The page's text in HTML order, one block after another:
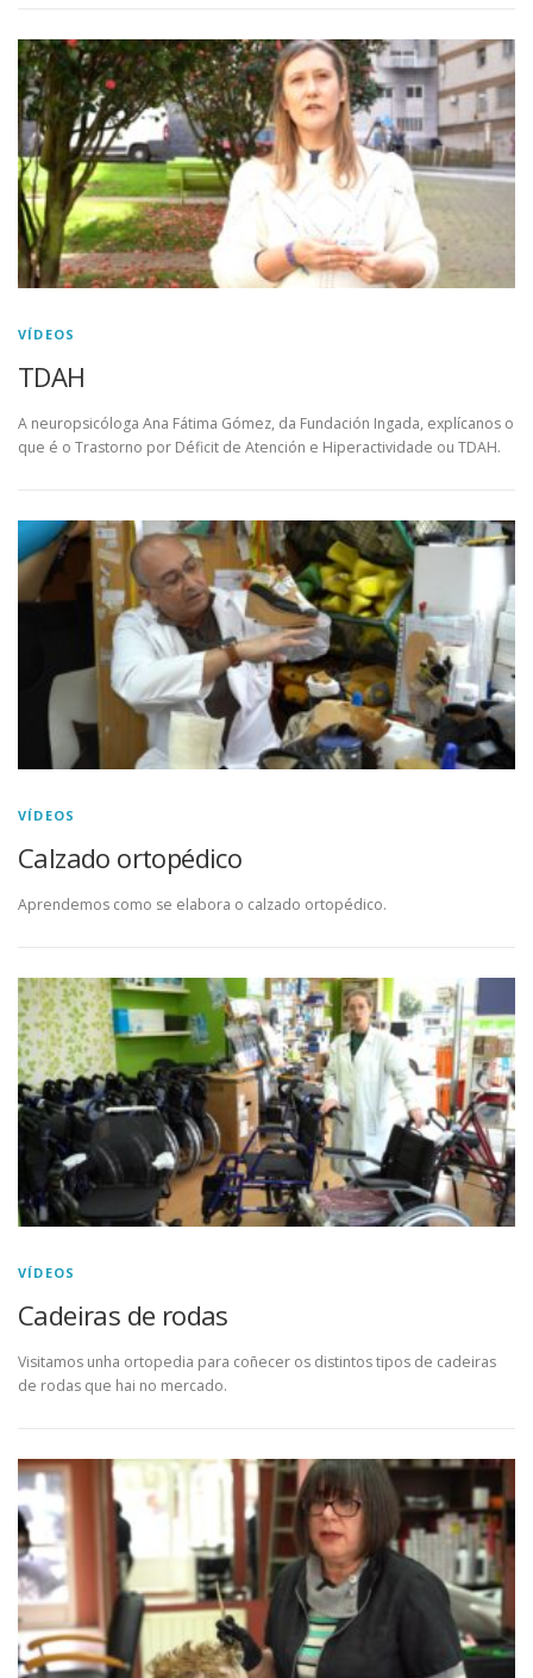
VÍDEOS
TDAH
A neuropsicóloga Ana Fátima Gómez, da Fundación Ingada, explícanos o
que é o Trastorno por Déficit de Atención e Hiperactividade ou TDAH.
VÍDEOS
Calzado ortopédico
Aprendemos como se elabora o calzado ortopédico.
VÍDEOS
Cadeiras de rodas
Visitamos unha ortopedia para coñecer os distintos tipos de cadeiras
de rodas que hai no mercado.